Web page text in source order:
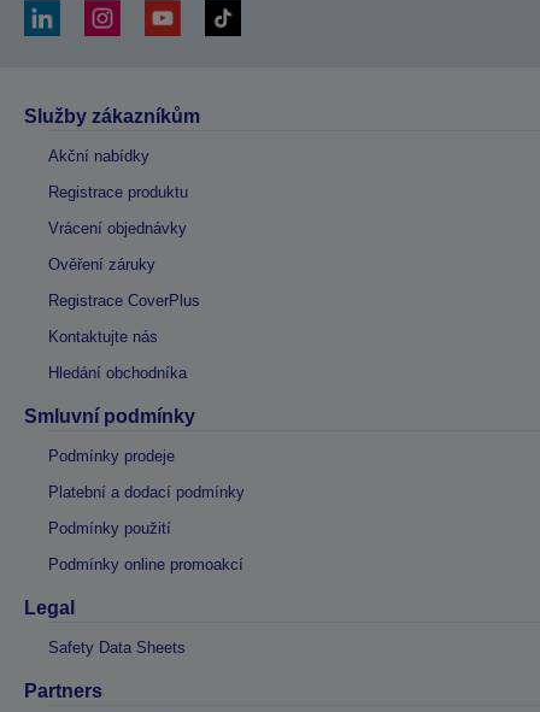
Služby zákazníkům
Akční nabídky
Registrace produktu
Vrácení objednávky
Ověření záruky
Registrace CoverPlus
Kontaktujte nás
Hledání obchodníka
Smluvní podmínky
Podmínky prodeje
Platební a dodací podmínky
Podmínky použití
Podmínky online promoakcí
Legal
Safety Data Sheets
Partners